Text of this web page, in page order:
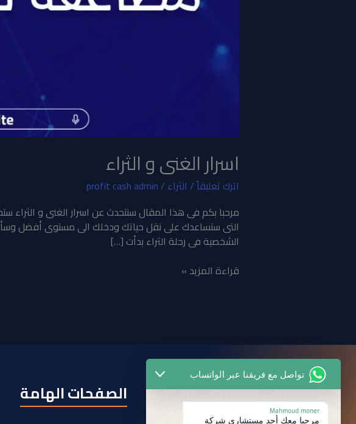
اسرار الغنى و الثراء
اترك تعليقاً/ الثراء /
profit cash admin
التى ستساعدك على نقل حياتك ودخلك الى مستوى أفضل
الشخصية فى رحلة الثراء بدأت […]
قراءة المزيد »
عناوين الشركة الصفحات الهامة
تواصل مع فريقنا عبر الواتساب
Mahmoud moner
مرحبا معك أحد مستشارى شركة